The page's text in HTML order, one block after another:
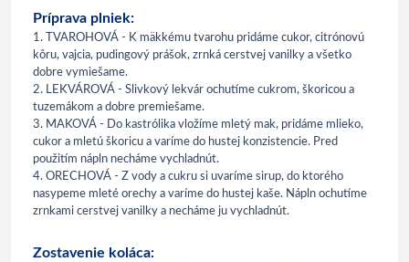
Príprava plniek:
1. TVAROHOVÁ - K mäkkému tvarohu pridáme cukor, citrónovú
kôru, vajcia, pudingový prášok, zrnká cerstvej vanilky a všetko
dobre vymiešame.
2. LEKVÁROVÁ - Slivkový lekvár ochutíme cukrom, škoricou a
tuzemákom a dobre premiešame.
3. MAKOVÁ - Do kastrólika vložíme mletý mak, pridáme mlieko,
cukor a mletú škoricu a varíme do hustej konzistencie. Pred
použitím nápln necháme vychladnút.
4. ORECHOVÁ - Z vody a cukru si uvaríme sirup, do ktorého
nasypeme mleté orechy a varíme do hustej kaše. Nápln ochutíme
zrnkami cerstvej vanilky a necháme ju vychladnút.
Zostavenie koláca: